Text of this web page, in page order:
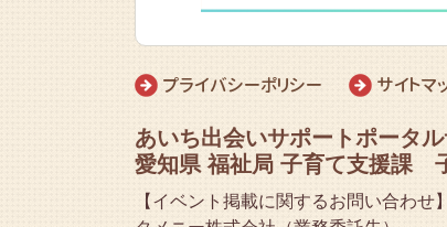
プライバシーポリシー サイトマ
あいち出会いサポートポータ
愛知県 福祉局 子育て支援課
【イベント掲載に関するお問い合わせ】